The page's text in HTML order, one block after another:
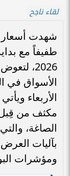
لقاء ناجح
شهدت أسعار
2026،
الأسواق في
الأربعاء
مكثف من قِبل
الصاغة،
بآليات
ومؤشرات